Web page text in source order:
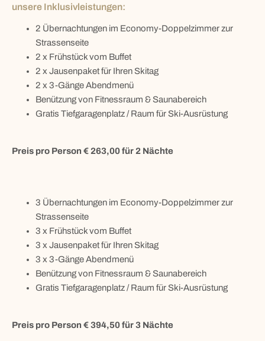
unsere Inklusivleistungen:
2 Übernachtungen im Economy-Doppelzimmer zur
Strassenseite
2 x Frühstück vom Buffet
2 x Jausenpaket für Ihren Skitag
2 x 3-Gänge Abendmenü
Benützung von Fitnessraum & Saunabereich
Gratis Tiefgaragenplatz / Raum für Ski-Ausrüstung
Preis pro Person € 263,00für 2 Nächte
3 Übernachtungen im Economy-Doppelzimmer zur
Strassenseite
3 x Frühstück vom Buffet
3 x Jausenpaket für Ihren Skitag
3 x 3-Gänge Abendmenü
Benützung von Fitnessraum & Saunabereich
Gratis Tiefgaragenplatz / Raum für Ski-Ausrüstung
Preis pro Person € 394,50 für 3 Nächte